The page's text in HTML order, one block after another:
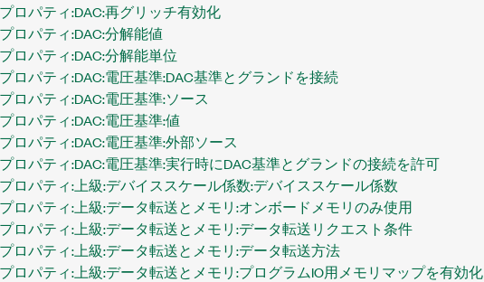
ロパティ:DAC:再グリッチ有効化
ロパティ:DAC:分解能値
ロパティ:DAC:分解能単位
ロパティ:DAC:電圧基準:DAC基準とグランドを接続
ロパティ:DAC:電圧基準:ソース
ロパティ:DAC:電圧基準:値
ロパティ:DAC:電圧基準:外部ソース
ロパティ:DAC:電圧基準:実行時にDAC基準とグランドの接続を許可
ロパティ:上級:デバイススケール係数:デバイススケール係数
ロパティ:上級:データ転送とメモリ:オンボードメモリのみ使用
ロパティ:上級:データ転送とメモリ:データ転送リクエスト条件
ロパティ:上級:データ転送とメモリ:データ転送方法
ロパティ:上級:データ転送とメモリ:プログラムIO用メモリマップを有効化